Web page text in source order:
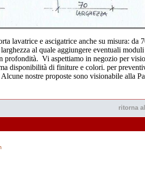
lavatrice e ascigatrice anche su misura: da
al quale aggiungere eventuali
profondità. Vi aspettiamo in negozio per
disponibilità di finiture e colori. per
Alcune nostre proposte sono visionabile alla
ritorna